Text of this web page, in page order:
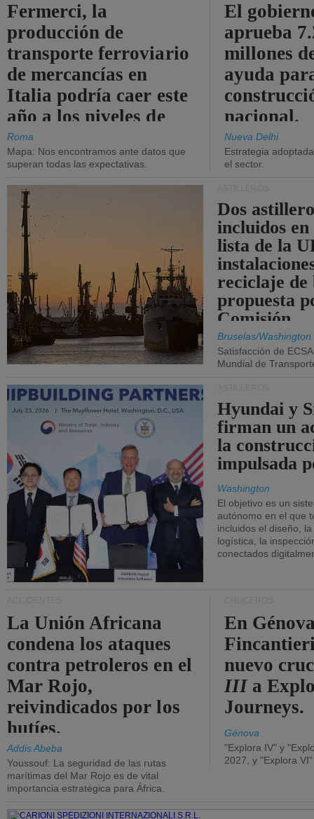
Fermerci, la
producción de
transporte ferroviario
de mercancías en
Italia podría caer este
año a los niveles de
2015.
Roma
Mapa: Nos encontramos ante datos que
superan todas las expectativas.
El
aprueba
millones
ayuda
nacional.
Nueva Delhi
Estrategia
el sector.
Dos
incluidos
lista de la
reciclaje de
propuesta
Comisión.
Bruselas/Washington
Satisfacción de
Mundial de
Hyundai y
firman un
la
impulsada
Washington
El objetivo es un
autónomo en el que
incluidos el diseño,
logística, la
conectados
La Unión Africana
condena los ataques
contra petroleros en el
Mar Rojo,
reivindicados por los
hutíes.
Addis Abeba
Youssouf: La seguridad de las rutas
marítimas del Mar Rojo es de vital
importancia estratégica para África.
En
nuevo
III a
Journeys.
Génova
"Explora IV" y
2027, y "Explora